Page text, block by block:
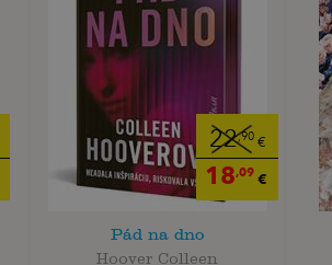
22,90 €
18,09 €
Pád na dno
Hoover Colleen